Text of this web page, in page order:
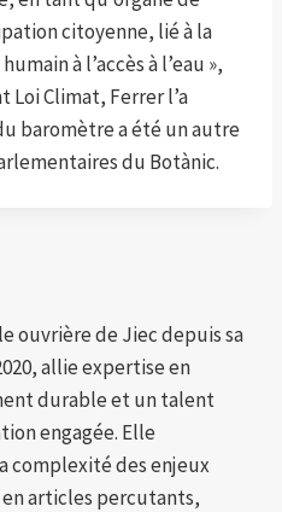
citoyenne, lié à la
à l’accès à l’eau »,
Loi Climat, Ferrer l’a
baromètre a été un autre
du Botànic.
ouvrière de Jiec depuis sa
allie expertise en
durable et un talent
engagée. Elle
complexité des enjeux
articles percutants,